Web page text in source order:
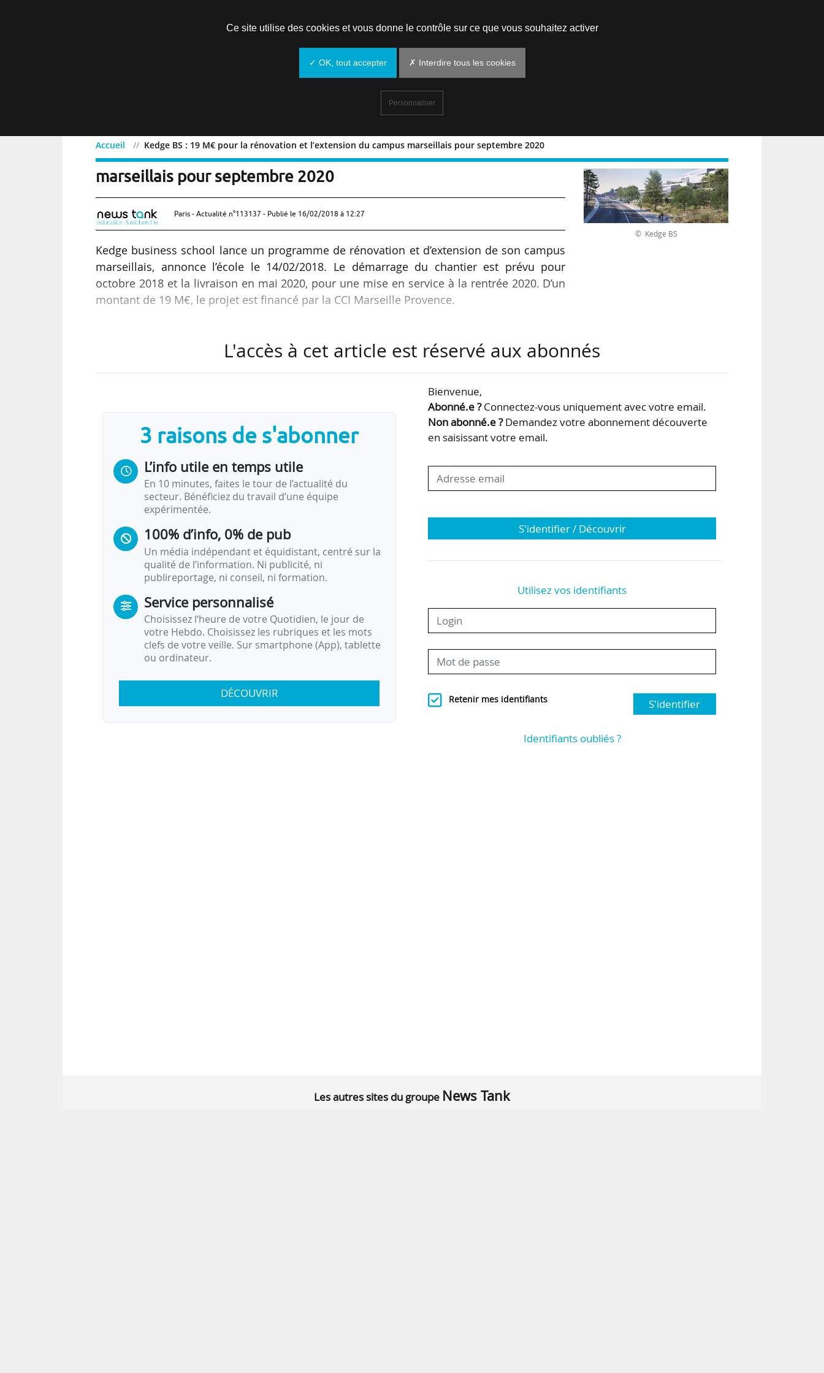
Accueil Kedge BS : 19 M€ pour la rénovation et l’extension du campus marseillais pour septembre 2020
Kedge BS : 19 M€ pour la rénovation et l’extension du campus
marseillais pour septembre 2020
Paris - Actualité n°113137 - Publié le 16/02/2018 à 12:27
Kedge business school lance un programme de rénovation et d’extension de son campus
marseillais, annonce l’école le 14/02/2018. Le démarrage du chantier est prévu pour
octobre 2018 et la livraison en mai 2020, pour une mise en service à la rentrée 2020. D’un
montant de 19 M€, le projet est financé par la CCI Marseille Provence.
• La rénovation et la modernisation du campus actuel de 20 000 m², avec une économie de
le domaine de Luminy, en dehors du parc des calanques, avec une consommation
de…
© Kedge BS
L'accès à cet article est réservé aux abonnés
3 raisons de s'abonner
L’info utile en temps utile
En 10 minutes, faites le tour de l’actualité du
secteur. Bénéficiez du travail d’une équipe
expérimentée.
100% d’info, 0% de pub
Un média indépendant et équidistant, centré sur la
qualité de l’information. Ni publicité, ni
publireportage, ni conseil, ni formation.
Service personnalisé
Choisissez l‘heure de votre Quotidien, le jour de
votre Hebdo. Choisissez les rubriques et les mots
clefs de votre veille. Sur smartphone (App), tablette
ou ordinateur.
DÉCOUVRIR
Bienvenue,
Abonné.e ?Connectez-vous uniquement avec votre email.
Non abonné.e ?Demandez votre abonnement découverte
en saisissant votre email.
S'identifier / Découvrir
Utilisez vos identifiants
Retenir mes identifiants S'identifier
Identifiants oubliés ?
Les autres sites du groupe News Tank
Ce site utilise des cookies et vous donne le contrôle sur ce que vous souhaitez activer
✓ OK, tout accepter ✗ Interdire tous les cookies
Personnaliser